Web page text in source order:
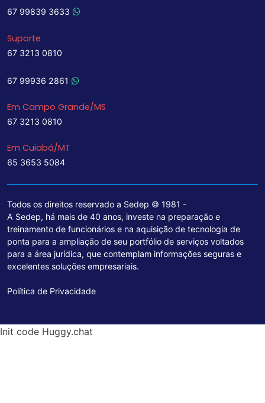
67 99839 3633
Suporte
67 3213 0810
67 99936 2861
Em Campo Grande/MS
67 3213 0810
Em Cuiabá/MT
65 3653 5084
Todos os direitos reservado a Sedep © 1981 -
A Sedep, há mais de 40 anos, investe na preparação e
treinamento de funcionários e na aquisição de tecnologia de
ponta para a ampliação de seu portfólio de serviços voltados
para a área jurídica, que contemplam informações seguras e
excelentes soluções empresariais.
Política de Privacidade
Init code Huggy.chat